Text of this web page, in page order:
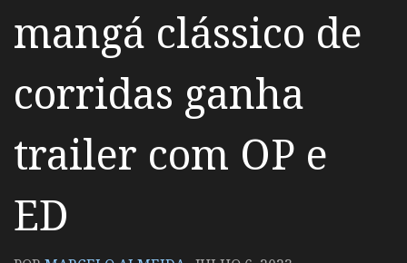
mangá clássico de
corridas ganha
trailer com OP e
ED